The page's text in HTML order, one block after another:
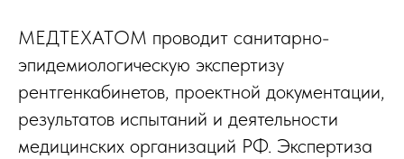
МЕДТЕХАТОМ проводит санитарно-
эпидемиологическую экспертизу
рентгенкабинетов, проектной документации,
результатов испытаний и деятельности
медицинских организаций РФ. Экспертиза